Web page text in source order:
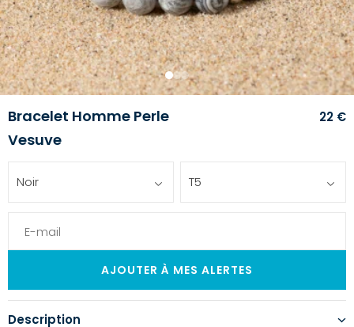
1 23
Bracelet Homme Perle
Vesuve
22 €
Noir T5
Description